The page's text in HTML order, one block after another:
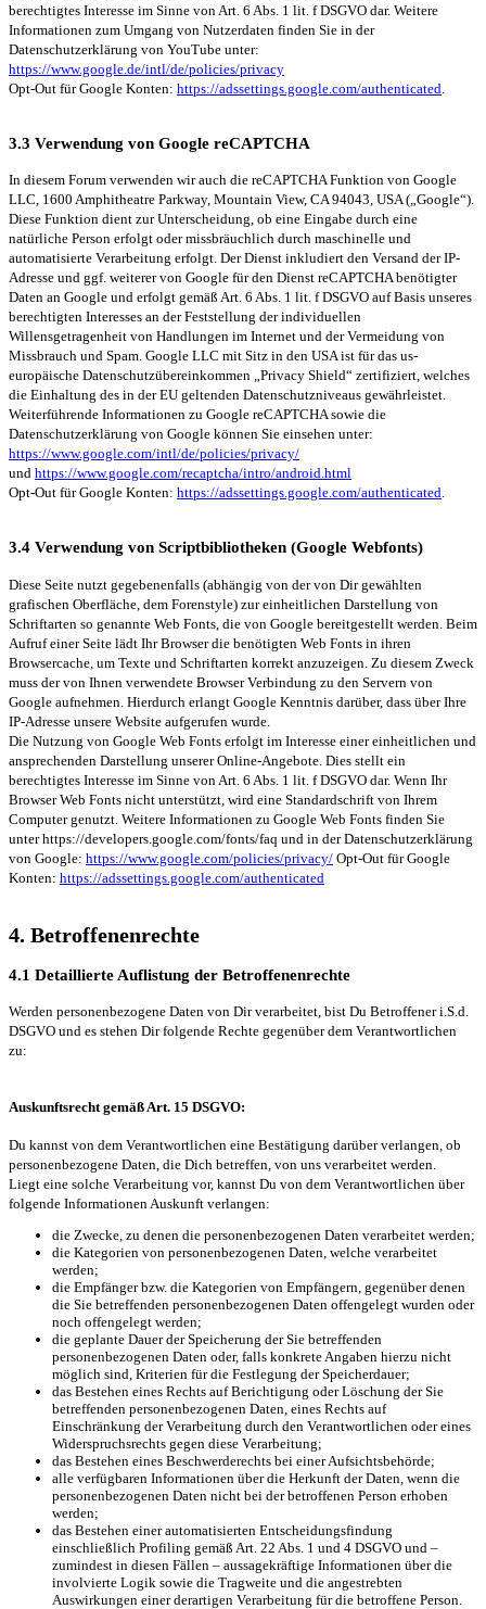
berechtigtes Interesse im Sinne von Art. 6 Abs. 1 lit. f DSGVO dar. Weitere
Informationen zum Umgang von Nutzerdaten finden Sie in der
Datenschutzerklärung von YouTube unter:
https://www.google.de/intl/de/policies/privacy
Opt-Out für Google Konten: https://adssettings.google.com/authenticated
3.3 Verwendung von Google reCAPTCHA
In diesem Forum verwenden wir auch die reCAPTCHA Funktion von Google
LLC, 1600 Amphitheatre Parkway, Mountain View, CA 94043, USA („Google“).
Diese Funktion dient zur Unterscheidung, ob eine Eingabe durch eine
natürliche Person erfolgt oder missbräuchlich durch maschinelle und
automatisierte Verarbeitung erfolgt. Der Dienst inkludiert den Versand der IP-
Adresse und ggf. weiterer von Google für den Dienst reCAPTCHA benötigter
Daten an Google und erfolgt gemäß Art. 6 Abs. 1 lit. f DSGVO auf Basis unseres
berechtigten Interesses an der Feststellung der individuellen
Willensgetragenheit von Handlungen im Internet und der Vermeidung von
Missbrauch und Spam. Google LLC mit Sitz in den USA ist für das us-
europäische Datenschutzübereinkommen „Privacy Shield“ zertifiziert, welches
die Einhaltung des in der EU geltenden Datenschutzniveaus gewährleistet.
Weiterführende Informationen zu Google reCAPTCHA sowie die
Datenschutzerklärung von Google können Sie einsehen unter:
https://www.google.com/intl/de/policies/privacy/
und https://www.google.com/recaptcha/intro/android.html
Opt-Out für Google Konten: https://adssettings.google.com/authenticated.
3.4 Verwendung von Scriptbibliotheken (Google Webfonts)
Diese Seite nutzt gegebenenfalls (abhängig von der von Dir gewählten
grafischen Oberfläche, dem Forenstyle) zur einheitlichen Darstellung von
Schriftarten so genannte Web Fonts, die von Google bereitgestellt werden. Beim
Aufruf einer Seite lädt Ihr Browser die benötigten Web Fonts in ihren
Browsercache, um Texte und Schriftarten korrekt anzuzeigen. Zu diesem Zweck
muss der von Ihnen verwendete Browser Verbindung zu den Servern von
Google aufnehmen. Hierdurch erlangt Google Kenntnis darüber, dass über Ihre
IP-Adresse unsere Website aufgerufen wurde.
Die Nutzung von Google Web Fonts erfolgt im Interesse einer einheitlichen und
ansprechenden Darstellung unserer Online-Angebote. Dies stellt ein
berechtigtes Interesse im Sinne von Art. 6 Abs. 1 lit. f DSGVO dar. Wenn Ihr
Browser Web Fonts nicht unterstützt, wird eine Standardschrift von Ihrem
Computer genutzt. Weitere Informationen zu Google Web Fonts finden Sie
unter https://developers.google.com/fonts/faq und in der Datenschutzerklärung
von Google: https://www.google.com/policies/privacy/ Opt-Out für Google
Konten: https://adssettings.google.com/authenticated
4. Betroffenenrechte
4.1 Detaillierte Auflistung der Betroffenenrechte
Werden personenbezogene Daten von Dir verarbeitet, bist Du Betroffener i.S.d.
DSGVO und es stehen Dir folgende Rechte gegenüber dem Verantwortlichen
zu:
Auskunftsrecht gemäß Art. 15 DSGVO:
Du kannst von dem Verantwortlichen eine Bestätigung darüber verlangen, ob
personenbezogene Daten, die Dich betreffen, von uns verarbeitet werden.
Liegt eine solche Verarbeitung vor, kannst Du von dem Verantwortlichen über
folgende Informationen Auskunft verlangen:
die Zwecke, zu denen die personenbezogenen Daten verarbeitet werden;
die Kategorien von personenbezogenen Daten, welche verarbeitet
werden;
die Empfänger bzw. die Kategorien von Empfängern, gegenüber denen
die Sie betreffenden personenbezogenen Daten offengelegt wurden oder
noch offengelegt werden;
die geplante Dauer der Speicherung der Sie betreffenden
personenbezogenen Daten oder, falls konkrete Angaben hierzu nicht
möglich sind, Kriterien für die Festlegung der Speicherdauer;
das Bestehen eines Rechts auf Berichtigung oder Löschung der Sie
betreffenden personenbezogenen Daten, eines Rechts auf
Einschränkung der Verarbeitung durch den Verantwortlichen oder eines
Widerspruchsrechts gegen diese Verarbeitung;
das Bestehen eines Beschwerderechts bei einer Aufsichtsbehörde;
alle verfügbaren Informationen über die Herkunft der Daten, wenn die
personenbezogenen Daten nicht bei der betroffenen Person erhoben
werden;
das Bestehen einer automatisierten Entscheidungsfindung
einschließlich Profiling gemäß Art. 22 Abs. 1 und 4 DSGVO und –
zumindest in diesen Fällen – aussagekräftige Informationen über die
involvierte Logik sowie die Tragweite und die angestrebten
Auswirkungen einer derartigen Verarbeitung für die betroffene Person.